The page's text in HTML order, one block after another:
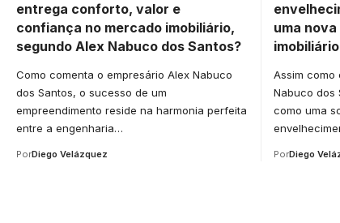
entrega conforto, valor e
confiança no mercado imobiliário,
segundo Alex Nabuco dos Santos?
Como comenta o empresário Alex Nabuco
dos Santos, o sucesso de um
empreendimento reside na harmonia perfeita
entre a engenharia…
PorDiego Velázquez
uma
Assim como
Nabuco dos
como uma
PorDiego